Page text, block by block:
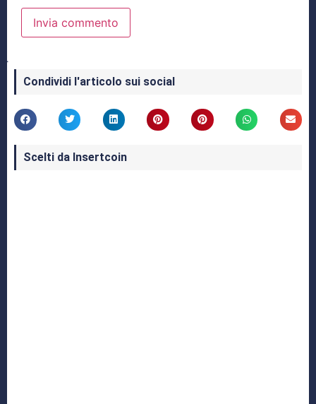
Condividi l'articolo sui social
Scelti da Insertcoin